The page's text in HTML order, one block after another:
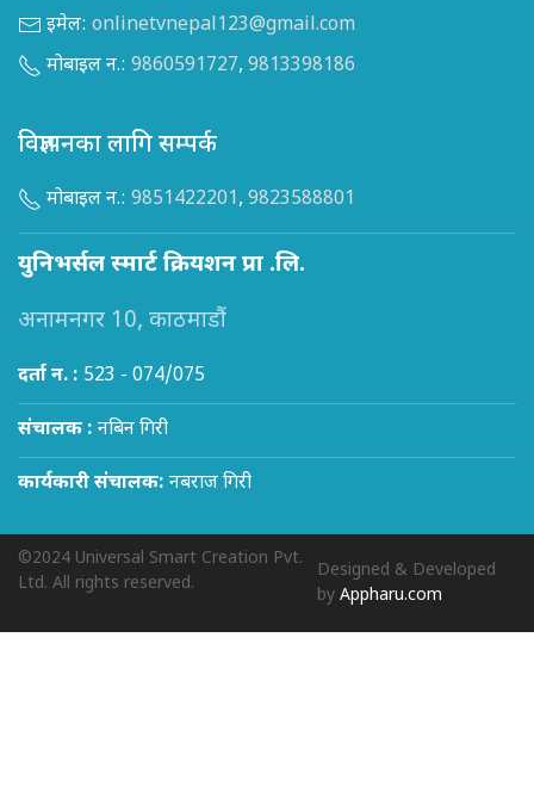
इमेल: onlinetvnepal123@gmail.com
मोबाइल न.: 9860591727, 9813398186
विज्ञापनका लागि सम्पर्क
मोबाइल न.: 9851422201, 9823588801
युनिभर्सल स्मार्ट क्रियशन प्रा .लि.
अनामनगर 10, काठमाडौं
दर्ता न. : 523 - 074/075
संचालक : नबिन गिरी
कार्यकारी संचालक: नबराज गिरी
©2024 Universal Smart Creation Pvt.
Ltd. All rights reserved.
Designed & Developed
byAppharu.com